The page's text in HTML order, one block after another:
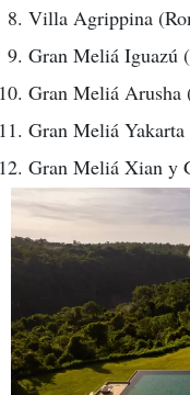
Villa Agrippina
Gran Meliá Iguazú
Gran Meliá Arusha
Gran Meliá Yakarta
Gran Meliá Xian y